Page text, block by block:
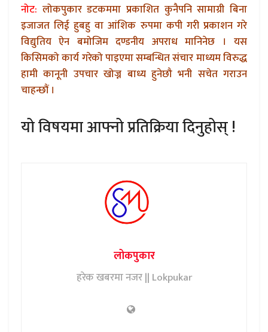
नोट: लोकपुकार डटकममा प्रकाशित कुनैपनि सामाग्री बिना
इजाजत लिई हुबहु वा आंशिक रुपमा कपी गरी प्रकाशन गरे
विद्युतिय ऐन बमोजिम दण्डनीय अपराध मानिनेछ । यस
किसिमको कार्य गरेको पाइएमा सम्बन्धित संचार माध्यम विरुद्ध
हामी कानूनी उपचार खोज्न बाध्य हुनेछौ भनी सचेत गराउन
चाहन्छौं ।
यो विषयमा आफ्नो प्रतिक्रिया दिनुहोस् !
लोकपुकार
हरेक खबरमा नजर || Lokpukar